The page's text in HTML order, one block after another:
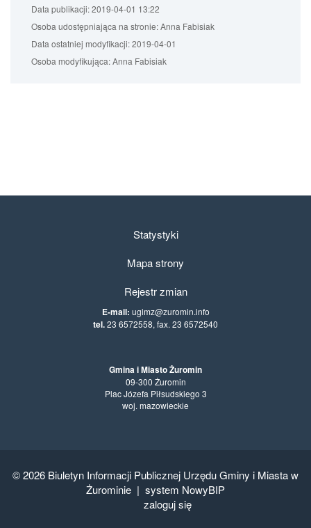
Data publikacji:2019-04-01 13:22
Osoba udostępniająca na stronie:Anna Fabisiak
Data ostatniej modyfikacji:2019-04-01
Osoba modyfikująca:Anna Fabisiak
Statystyki
Mapa strony
Rejestr zmian
E-mail: ugimz@zuromin.info
tel.23 6572558, fax. 23 6572540
Gmina i Miasto Żuromin
09-300 Żuromin
Plac Józefa Piłsudskiego 3
woj. mazowieckie
© 2026 Biuletyn Informacji Publicznej Urzędu Gminy i Miasta w
Żurominie | system NowyBIP
zaloguj się